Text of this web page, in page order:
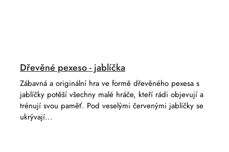
Dřevěné pexeso - jablíčka
Zábavná a originální hra ve formě dřevěného pexesa s
jablíčky potěší všechny malé hráče, kteří rádi objevují a
trénují svou paměť. Pod veselými červenými jablíčky se
ukrývají...